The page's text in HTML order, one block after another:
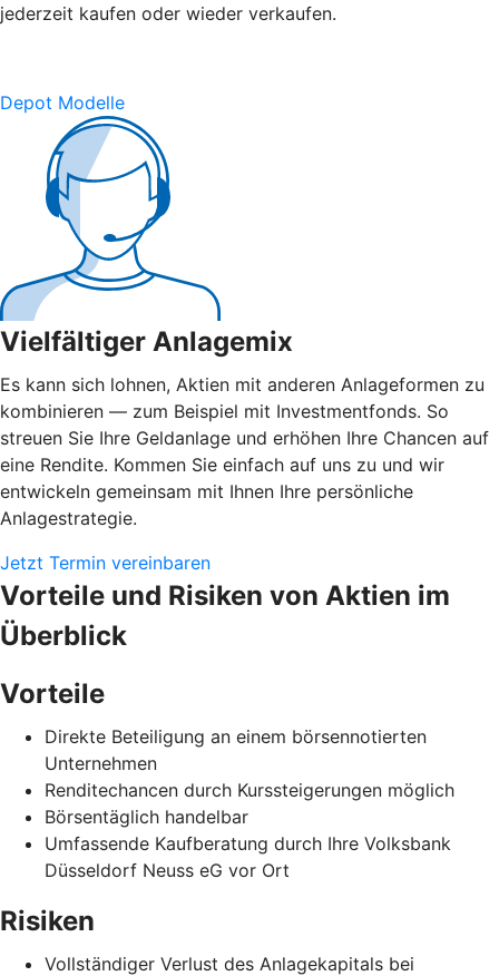
jederzeit kaufen oder wieder verkaufen.
Depot Modelle
Vielfältiger Anlagemix
Es kann sich lohnen, Aktien mit anderen Anlageformen zu
kombinieren — zum Beispiel mit Investmentfonds. So
streuen Sie Ihre Geldanlage und erhöhen Ihre Chancen auf
eine Rendite. Kommen Sie einfach auf uns zu und wir
entwickeln gemeinsam mit Ihnen Ihre persönliche
Anlagestrategie.
Jetzt Termin vereinbaren
Vorteile und Risiken von Aktien im
Überblick
Vorteile
Direkte Beteiligung an einem börsennotierten
Unternehmen
Renditechancen durch Kurssteigerungen möglich
Börsentäglich handelbar
Umfassende Kaufberatung durch Ihre Volksbank
Düsseldorf Neuss eG vor Ort
Risiken
Vollständiger Verlust des Anlagekapitals bei